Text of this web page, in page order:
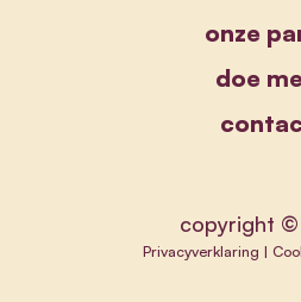
onze
doe
copyright ©
Privacyverklaring |